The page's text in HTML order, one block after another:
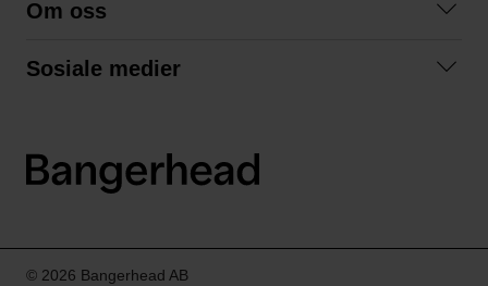
Kjøpsvilkår
Om oss
Sosiale medier
LinkedIn
© 2026 Bangerhead AB